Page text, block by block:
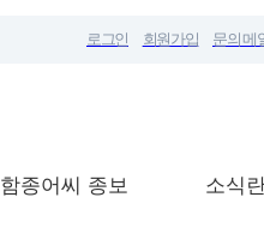
로그인 회원가입 문의메
함종어씨 종보 소식